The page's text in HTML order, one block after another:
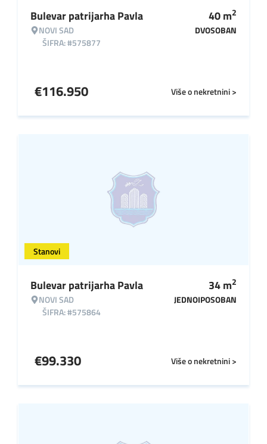
Bulevar patrijarha Pavla
NOVI SAD
ŠIFRA: #575877
40m2
DVOSOBAN
Više o nekretnini >
€116.950
Stanovi
Bulevar patrijarha Pavla
NOVI SAD
ŠIFRA: #575864
34m2
JEDNOIPOSOBAN
Više o nekretnini >
€99.330